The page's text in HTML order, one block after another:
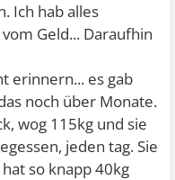
Ich hab alles
Geld... Daraufhin
erinnern... es gab
noch über Monate.
wog 115kg und sie
jeden tag. Sie
so knapp 40kg